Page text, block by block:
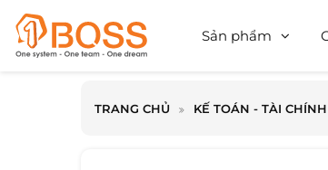
Sản phẩm
TRANG CHỦ KẾ TOÁN - TÀI CHÍNH